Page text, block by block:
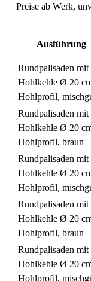
Preise ab Werk,
Ausführung
Rundpalisaden mit
Hohlkehle Ø 20
Hohlprofil,
Rundpalisaden mit
Hohlkehle Ø 20
Hohlprofil, braun
Rundpalisaden mit
Hohlkehle Ø 20
Hohlprofil,
Rundpalisaden mit
Hohlkehle Ø 20
Hohlprofil, braun
Rundpalisaden mit
Hohlkehle Ø 20
Hohlprofil,